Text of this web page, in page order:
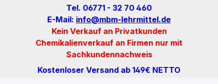
Zum Hauptinhalt springenTel. 06771 - 32 70 460
E-Mail: info@mbm-lehrmittel.de
Kein Verkauf an Privatkunden
Chemikalienverkauf an Firmen nur mit
Sachkundennachweis
Kostenloser Versand ab 149€ NETTO